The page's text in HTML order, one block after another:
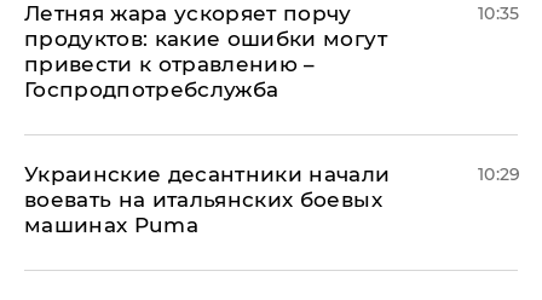
Летняя жара ускоряет порчу
продуктов: какие ошибки могут
привести к отравлению –
Госпродпотребслужба
10:35
Украинские десантники начали
воевать на итальянских боевых
машинах Puma
10:29